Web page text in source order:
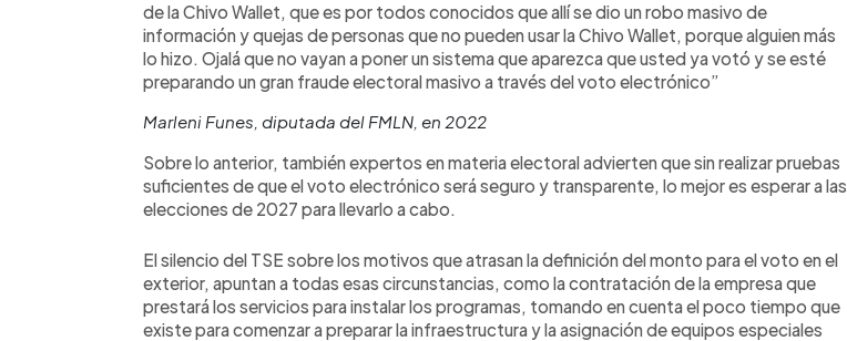
de la Chivo Wallet, que es por todos conocidos que allí se dio un robo masivo de
información y quejas de personas que no pueden usar la Chivo Wallet, porque alguien más
lo hizo. Ojalá que no vayan a poner un sistema que aparezca que usted ya votó y se esté
preparando un gran fraude electoral masivo a través del voto electrónico”
Marleni Funes, diputada del FMLN, en 2022
Sobre lo anterior, también expertos en materia electoral advierten que sin realizar pruebas
suficientes de que el voto electrónico será seguro y transparente, lo mejor es esperar a las
elecciones de 2027 para llevarlo a cabo.
El silencio del TSE sobre los motivos que atrasan la definición del monto para el voto en el
exterior, apuntan a todas esas circunstancias, como la contratación de la empresa que
prestará los servicios para instalar los programas, tomando en cuenta el poco tiempo que
existe para comenzar a preparar la infraestructura y la asignación de equipos especiales